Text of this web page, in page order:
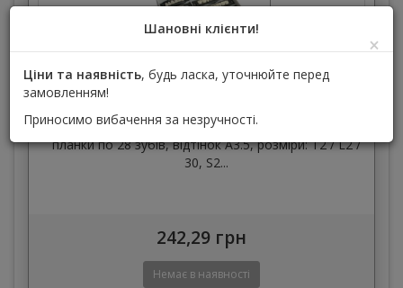
Гарнітур зубів Kaili (повний набір) відтінок А3.5
HUGE DENT
планки по 28 зубів, відтінок А3.5, розміри: T2 / L2 /
30, S2...
242,29 грн
Шановні клієнти!
×
Ціни та наявність, будь ласка, уточнюйте перед
замовленням!
Приносимо вибачення за незручності.